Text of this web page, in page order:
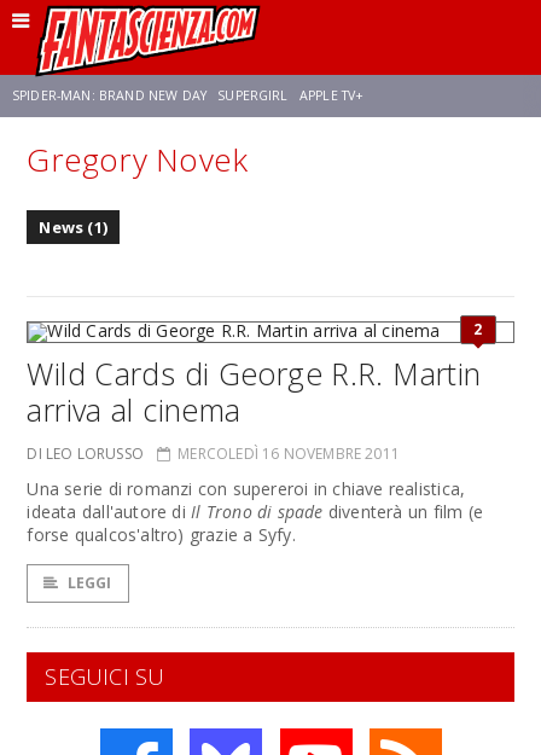
SPIDER-MAN: BRAND NEW DAY SUPERGIRL APPLE TV+
FRANCO RICCIARDIELLO ZENDAYA
Gregory Novek
News (1)
2
Wild Cards di George R.R. Martin
arriva al cinema
DI LEO LORUSSO MERCOLEDÌ 16 NOVEMBRE 2011
Una serie di romanzi con supereroi in chiave realistica,
ideata dall'autore diIl Trono di spade diventerà un film (e
forse qualcos'altro) grazie a Syfy.
LEGGI
SEGUICI SU